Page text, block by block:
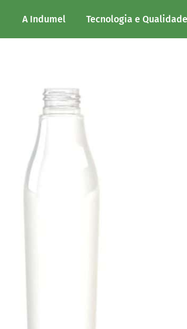
A Indumel Tecnologia e Qualidade